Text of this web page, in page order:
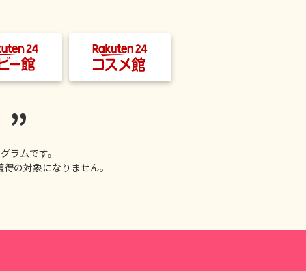
ラムです。
の対象になりません。